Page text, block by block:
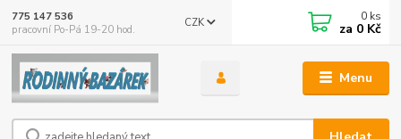
Menu
CZK
775 147 536
pracovní Po-Pá 19-20 hod.
0 ks
za 0 Kč